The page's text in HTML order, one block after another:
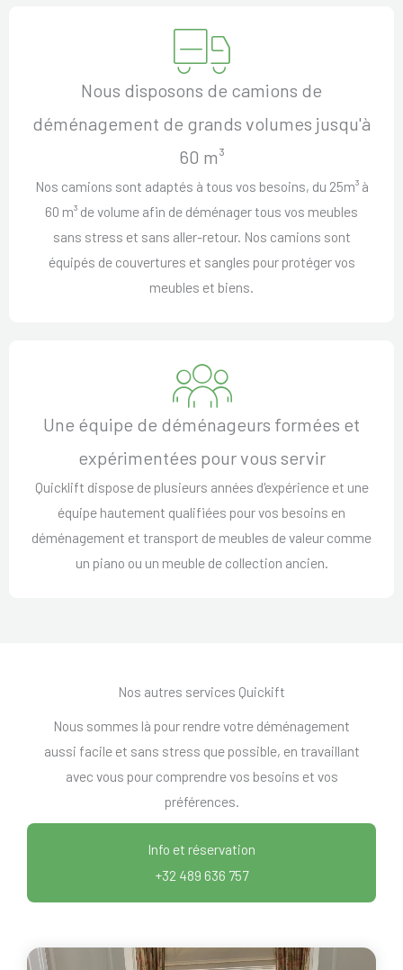
Nous disposons de camions de
déménagement de grands volumes jusqu'à
60 m³
Nos camions sont adaptés à tous vos besoins, du 25m³ à
60 m³ de volume afin de déménager tous vos meubles
sans stress et sans aller-retour. Nos camions sont
équipés de couvertures et sangles pour protéger vos
meubles et biens.
Une équipe de déménageurs formées et
expérimentées pour vous servir
Quicklift dispose de plusieurs années d'expérience et une
équipe hautement qualifiées pour vos besoins en
déménagement et transport de meubles de valeur comme
un piano ou un meuble de collection ancien.
Nos autres services Quickift
Nous sommes là pour rendre votre déménagement
aussi facile et sans stress que possible, en travaillant
avec vous pour comprendre vos besoins et vos
préférences.
Info et réservation
+32 489 636 757